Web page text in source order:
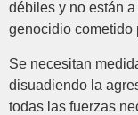
débiles y no están
genocidio cometido
Se necesitan
disuadiendo la
todas las fuerzas